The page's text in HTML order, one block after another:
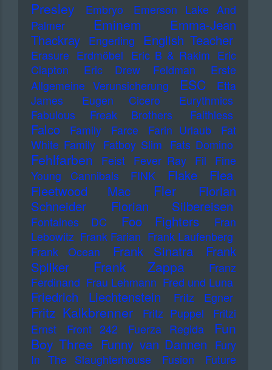
Presley
Embryo
Emerson Lake And
Palmer
Eminem
Emma-Jean
Thackray
Engerling English Teacher
Erasure Erdmöbel Eric B & Rakim Eric
Clapton
Eric Drew Feldman
Erste
Allgemeine Verunsicherung
ESC
Etta
James
Eugen Cicero
Eurythmics
Fabulous Freak Brothers
Faithless
Falco Family Farce Farin Urlaub
Fat
White Family Fatboy Slim Fats Domino
Fehlfarben Feist Fever Ray Fil
Fine
Young Cannibals
FINK Flake
Flea
Fleetwood Mac
Fler
Florian
Schneider
Florian Silbereisen
Fontaines DC Foo Fighters
Fran
Lebowitz Frank Farian Frank Laufenberg
Frank Ocean
Frank Sinatra
Frank
Spilker
Frank Zappa
Franz
Ferdinand Frau Lehmann Fred und Luna
Friedrich Liechtenstein Fritz Egner
Fritz Kalkbrenner Fritz Puppel
Fritzi
Ernst
Front 242 Fuerza Regida
Fun
Boy Three Funny van Dannen Fury
In The Slaughterhouse
Fusion
Future